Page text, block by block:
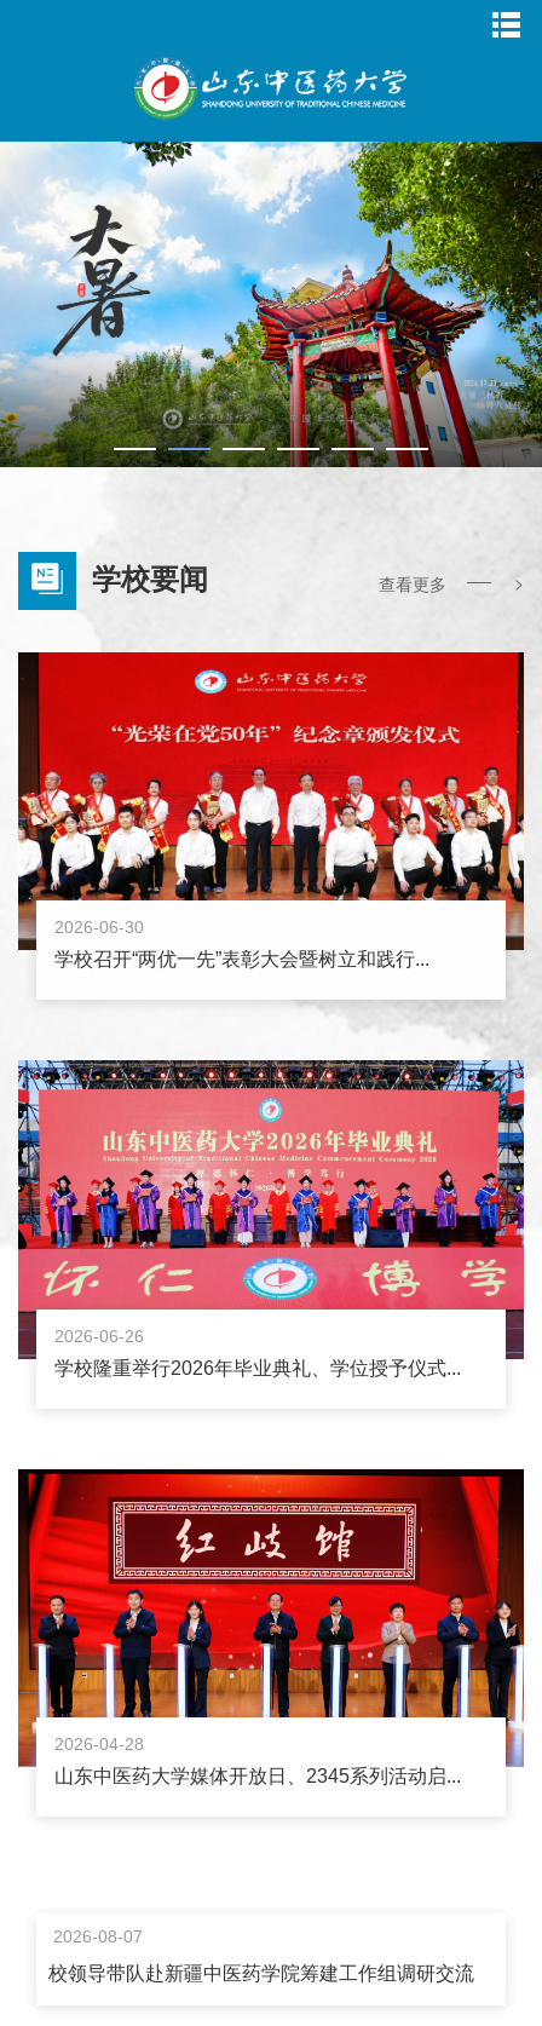
学校要闻 查看更多 >
2026-06-30
学校召开“两优一先”表彰大会暨树立和践行...
2026-06-26
学校隆重举行2026年毕业典礼、学位授予仪式...
2026-04-28
山东中医药大学媒体开放日、2345系列活动启...
校领导带队赴新疆中医药学院筹建工作组调研交流
2026-08-07